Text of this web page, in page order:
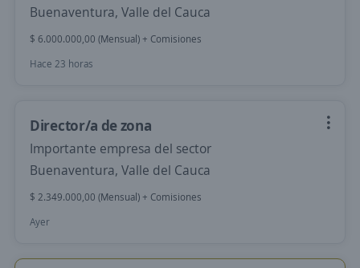
Buenaventura, Valle del Cauca
$ 6.000.000,00 (Mensual) + Comisiones
Hace 23 horas
Director/a de zona
Importante empresa del sector
Buenaventura, Valle del Cauca
$ 2.349.000,00 (Mensual) + Comisiones
Ayer